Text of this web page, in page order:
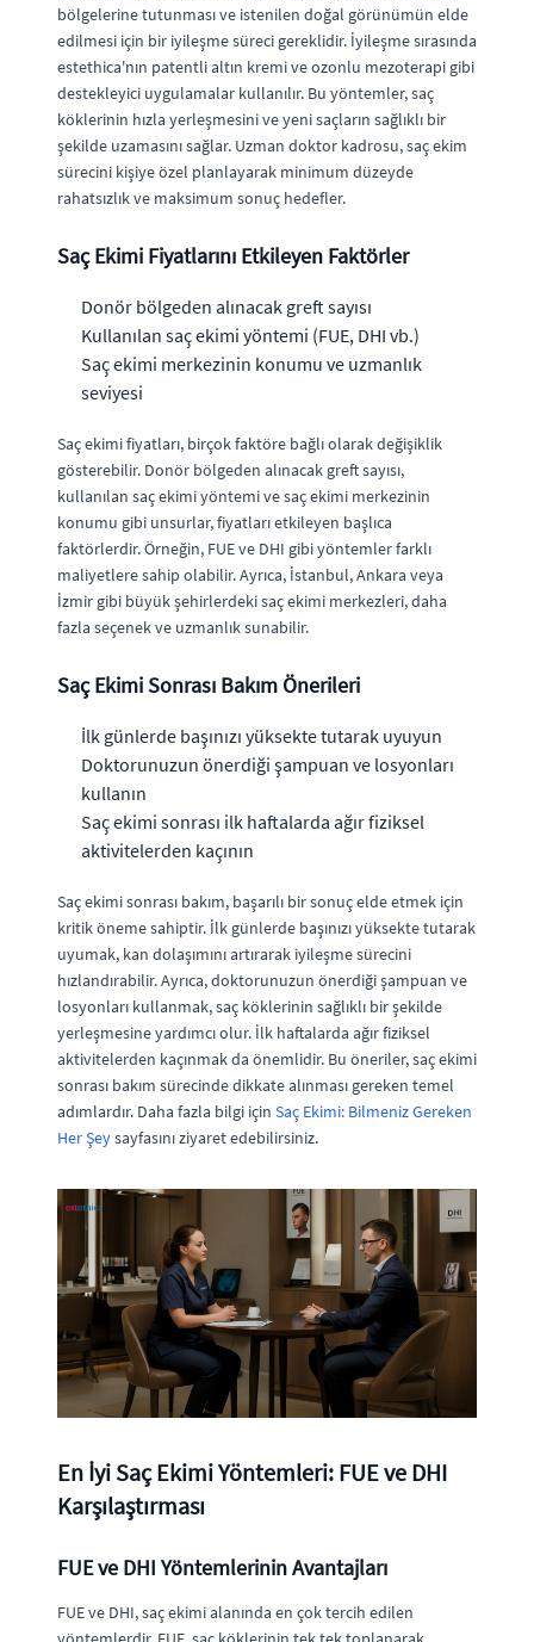
bölgelerine tutunması ve istenilen doğal görünümün elde
edilmesi için bir iyileşme süreci gereklidir. İyileşme sırasında
estethica'nın patentli altın kremi ve ozonlu mezoterapi gibi
destekleyici uygulamalar kullanılır. Bu yöntemler, saç
köklerinin hızla yerleşmesini ve yeni saçların sağlıklı bir
şekilde uzamasını sağlar. Uzman doktor kadrosu, saç ekim
sürecini kişiye özel planlayarak minimum düzeyde
rahatsızlık ve maksimum sonuç hedefler.
Saç Ekimi Fiyatlarını Etkileyen Faktörler
Donör bölgeden alınacak greft sayısı
Kullanılan saç ekimi yöntemi (FUE, DHI vb.)
Saç ekimi merkezinin konumu ve uzmanlık
seviyesi
Saç ekimi fiyatları, birçok faktöre bağlı olarak değişiklik
gösterebilir. Donör bölgeden alınacak greft sayısı,
kullanılan saç ekimi yöntemi ve saç ekimi merkezinin
konumu gibi unsurlar, fiyatları etkileyen başlıca
faktörlerdir. Örneğin, FUE ve DHI gibi yöntemler farklı
maliyetlere sahip olabilir. Ayrıca, İstanbul, Ankara veya
İzmir gibi büyük şehirlerdeki saç ekimi merkezleri, daha
fazla seçenek ve uzmanlık sunabilir.
Saç Ekimi Sonrası Bakım Önerileri
İlk günlerde başınızı yüksekte tutarak uyuyun
Doktorunuzun önerdiği şampuan ve losyonları
kullanın
Saç ekimi sonrası ilk haftalarda ağır fiziksel
aktivitelerden kaçının
Saç ekimi sonrası bakım, başarılı bir sonuç elde etmek için
kritik öneme sahiptir. İlk günlerde başınızı yüksekte tutarak
uyumak, kan dolaşımını artırarak iyileşme sürecini
hızlandırabilir. Ayrıca, doktorunuzun önerdiği şampuan ve
losyonları kullanmak, saç köklerinin sağlıklı bir şekilde
yerleşmesine yardımcı olur. İlk haftalarda ağır fiziksel
aktivitelerden kaçınmak da önemlidir. Bu öneriler, saç ekimi
sonrası bakım sürecinde dikkate alınması gereken temel
adımlardır. Daha fazla bilgi için Saç Ekimi: Bilmeniz Gereken
Her Şeysayfasını ziyaret edebilirsiniz.
En İyi Saç Ekimi Yöntemleri: FUE ve DHI
Karşılaştırması
FUE ve DHI Yöntemlerinin Avantajları
FUE ve DHI, saç ekimi alanında en çok tercih edilen